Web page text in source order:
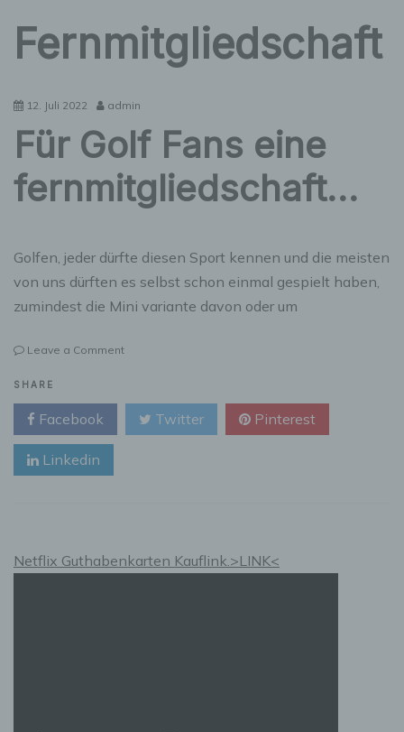
Fernmitgliedschaft
12. Juli 2022 admin
Für Golf Fans eine
fernmitgliedschaft…
Golfen, jeder dürfte diesen Sport kennen und die meisten
von uns dürften es selbst schon einmal gespielt haben,
zumindest die Mini variante davon oder um
Leave a Commenton
Fans
eine
fernmitgliedschaft…
SHARE
Facebook Twitter Pinterest
Linkedin
Netflix Guthabenkarten Kauflink.>LINK<